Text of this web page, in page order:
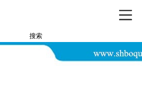
搜索